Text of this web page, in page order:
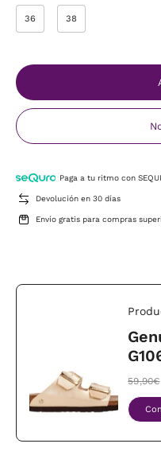
36 38
Paga a tu ritmo con
Devolución en 30 días
Envío gratis para compras
59,90€